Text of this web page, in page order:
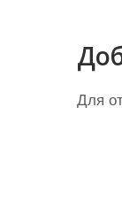
и
г
а
Для